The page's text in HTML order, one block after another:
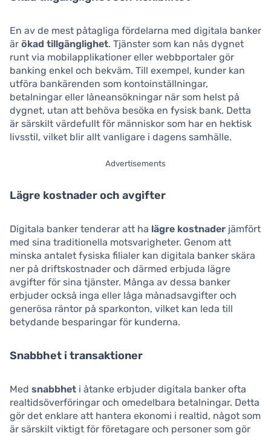
En av de mest påtagliga fördelarna med digitala banker
är ökad tillgänglighet. Tjänster som kan nås dygnet
runt via mobilapplikationer eller webbportaler gör
banking enkel och bekväm. Till exempel, kunder kan
utföra bankärenden som kontoinställningar,
betalningar eller låneansökningar när som helst på
dygnet, utan att behöva besöka en fysisk bank. Detta
är särskilt värdefullt för människor som har en hektisk
livsstil, vilket blir allt vanligare i dagens samhälle.
Advertisements
Lägre kostnader och avgifter
Digitala banker tenderar att ha lägre kostnader jämfört
med sina traditionella motsvarigheter. Genom att
minska antalet fysiska filialer kan digitala banker skära
ner på driftskostnader och därmed erbjuda lägre
avgifter för sina tjänster. Många av dessa banker
erbjuder också inga eller låga månadsavgifter och
generösa räntor på sparkonton, vilket kan leda till
betydande besparingar för kunderna.
Snabbhet i transaktioner
Med snabbhet i åtanke erbjuder digitala banker ofta
realtidsöverföringar och omedelbara betalningar. Detta
gör det enklare att hantera ekonomi i realtid, något som
är särskilt viktigt för företagare och personer som gör